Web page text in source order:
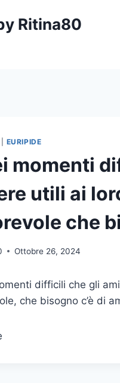
Ritina80
EURIPIDE
momenti
utili ai
che
Ottobre 26, 2024
difficili che gli
che bisogno c’è di